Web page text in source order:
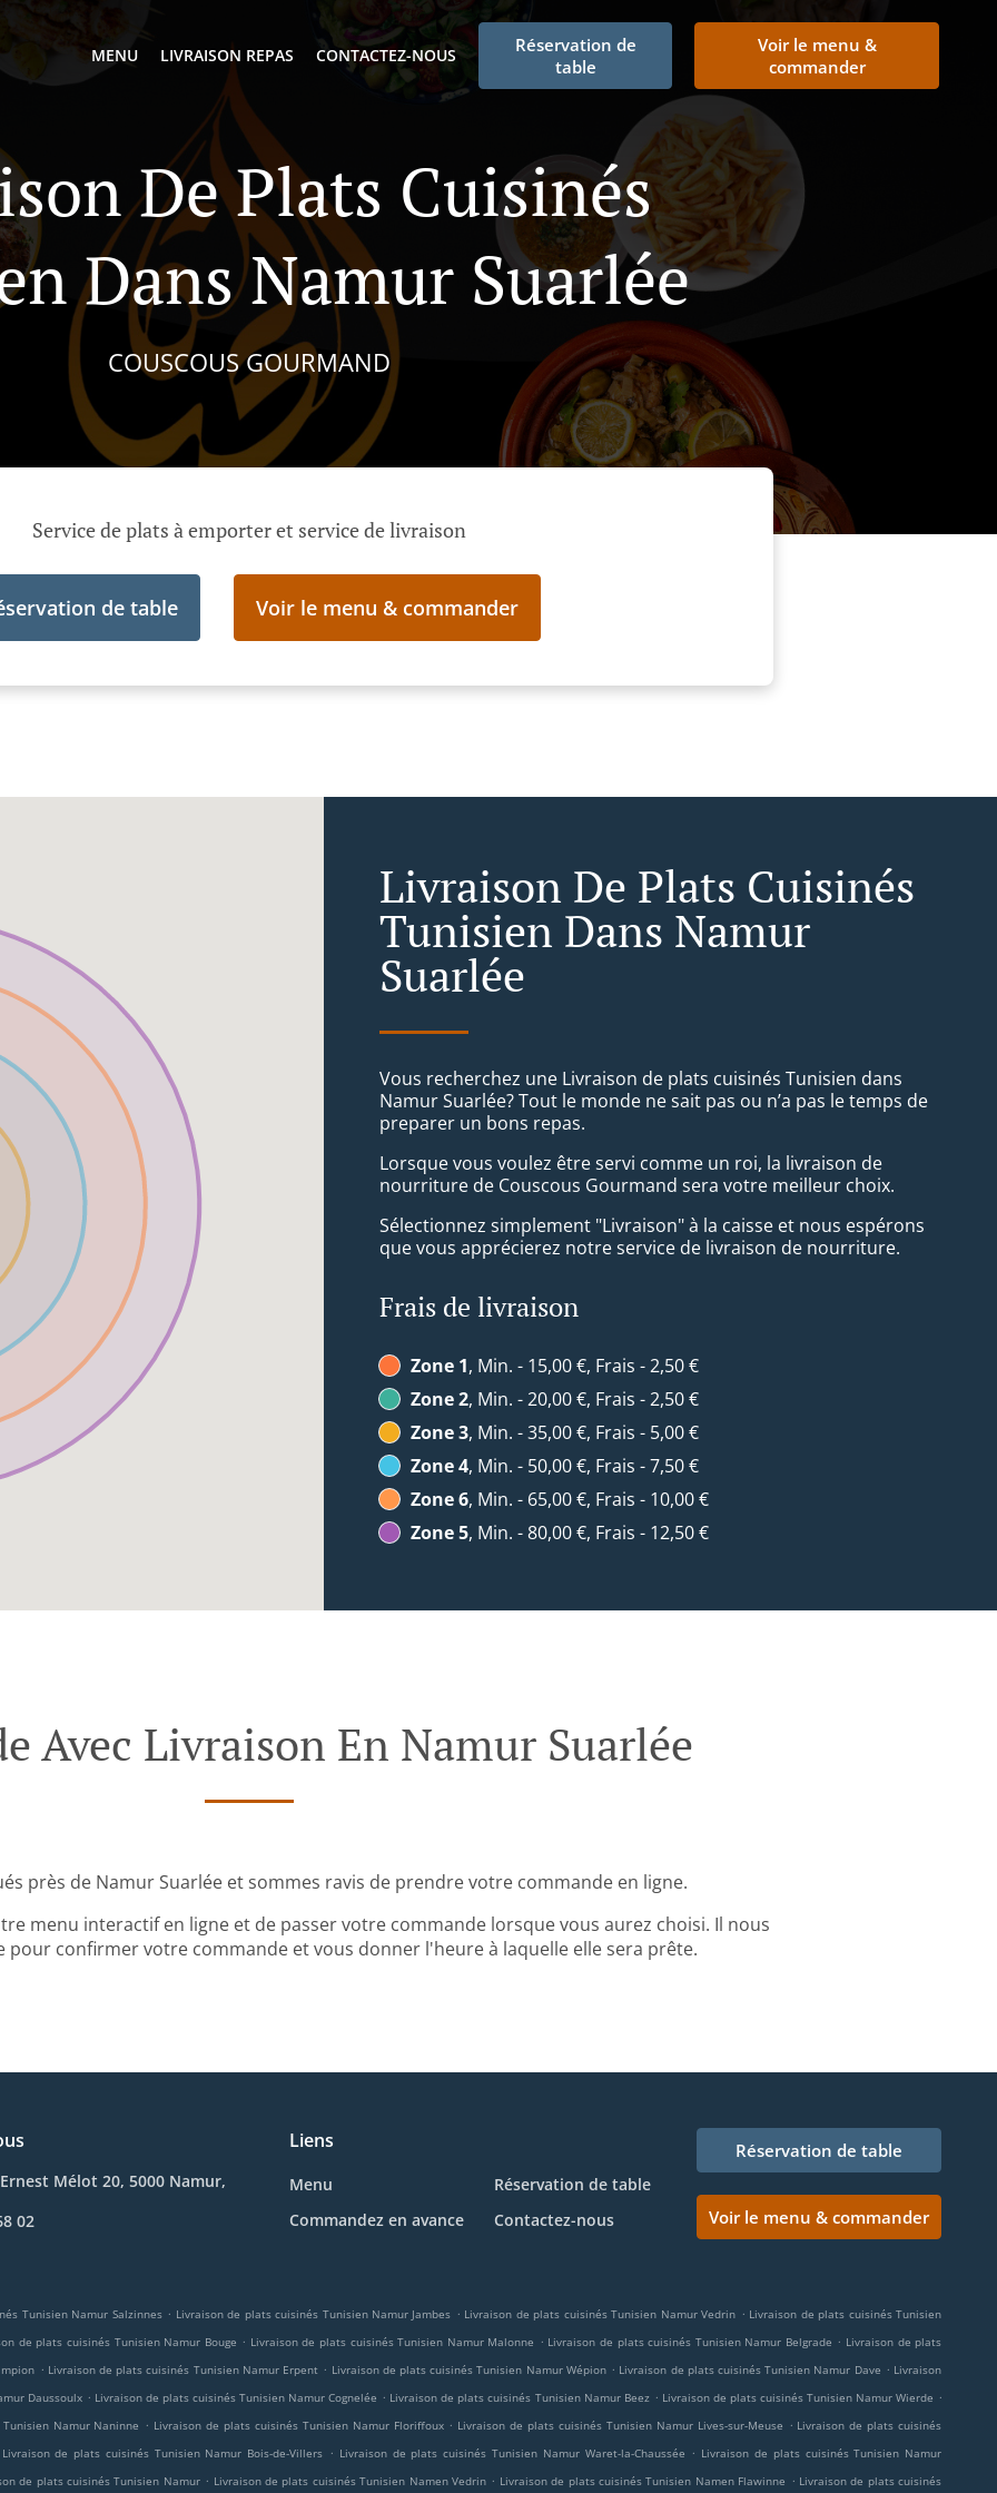
MENU LIVRAISON REPAS CONTACTEZ-NOUS
Réservation de
table
Voir le menu &
commander
De Plats Cuisinés
Dans Namur Suarlée
COUSCOUS GOURMAND
Service de plats à emporter et service de livraison
de table Voir le menu & commander
Livraison De Plats Cuisinés
Tunisien Dans Namur
Suarlée
Vous recherchez une Livraison de plats cuisinés Tunisien dans
Namur Suarlée? Tout le monde ne sait pas ou n’a pas le temps de
preparer un bons repas.
Lorsque vous voulez être servi comme un roi, la livraison de
nourriture de Couscous Gourmand sera votre meilleur choix.
Sélectionnez simplement "Livraison" à la caisse et nous espérons
que vous apprécierez notre service de livraison de nourriture.
Frais de livraison
Zone 1, Min. - 15,00 €, Frais - 2,50 €
Zone 2, Min. - 20,00 €, Frais - 2,50 €
Zone 3, Min. - 35,00 €, Frais - 5,00 €
Zone 4, Min. - 50,00 €, Frais - 7,50 €
Zone 6, Min. - 65,00 €, Frais - 10,00 €
Zone 5, Min. - 80,00 €, Frais - 12,50 €
Avec Livraison En Namur Suarlée
près de Namur Suarlée et sommes ravis de prendre votre commande en ligne.
menu interactif en ligne et de passer votre commande lorsque vous aurez choisi. Il nous
confirmer votre commande et vous donner l'heure à laquelle elle sera prête.
Mélot 20, 5000 Namur,
02
Liens
Menu
Réservation de table
Commandez en avance
Contactez-nous
Réservation de table
Voir le menu & commander
Tunisien Namur Salzinnes . Livraison de plats cuisinés Tunisien Namur Jambes . Livraison de plats cuisinés Tunisien Namur Vedrin . Livraison de plats cuisinés Tunisien
de plats cuisinés Tunisien Namur Bouge . Livraison de plats cuisinés Tunisien Namur Malonne . Livraison de plats cuisinés Tunisien Namur Belgrade . Livraison de plats
. Livraison de plats cuisinés Tunisien Namur Erpent . Livraison de plats cuisinés Tunisien Namur Wépion . Livraison de plats cuisinés Tunisien Namur Dave . Livraison
Daussoulx . Livraison de plats cuisinés Tunisien Namur Cognelée . Livraison de plats cuisinés Tunisien Namur Beez . Livraison de plats cuisinés Tunisien Namur Wierde .
Namur Naninne . Livraison de plats cuisinés Tunisien Namur Floriffoux . Livraison de plats cuisinés Tunisien Namur Lives-sur-Meuse . Livraison de plats cuisinés
Livraison de plats cuisinés Tunisien Namur Bois-de-Villers . Livraison de plats cuisinés Tunisien Namur Waret-la-Chaussée . Livraison de plats cuisinés Tunisien Namur
de plats cuisinés Tunisien Namur . Livraison de plats cuisinés Tunisien Namen Vedrin . Livraison de plats cuisinés Tunisien Namen Flawinne . Livraison de plats cuisinés